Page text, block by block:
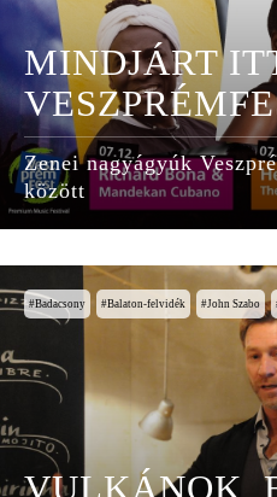
MINDJÁRT
Zenei nagyágyúk
között
Badacsony Balaton-felvidék John Szabo
VULKÁNOK,